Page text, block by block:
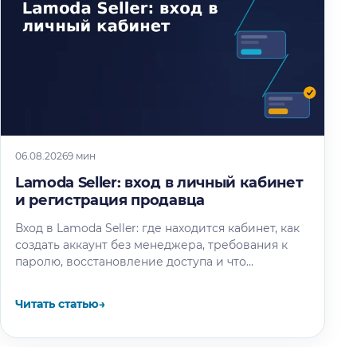
06.08.20269 мин
Lamoda Seller: вход в личный кабинет
и регистрация продавца
Вход в Lamoda Seller: где находится кабинет, как
создать аккаунт без менеджера, требования к
паролю, восстановление доступа и что
Читать статью→